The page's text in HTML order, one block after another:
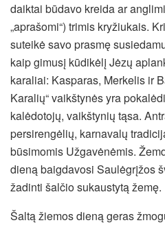
daiktai būdavo kreida ar
„aprašomi“) trimis kryžiukais.
suteikė savo prasmę
kaip gimusį kūdikėlį Jėzų
karaliai: Kasparas, Merkelis ir
Karalių“ vaikštynės yra
kalėdotojų, vaikštynių tąsa.
persirengėlių, karnavalų
būsimomis Užgavėnėmis.
dieną baigdavosi Saulėgrįžos
žadinti šalčio sukaustytą žemę.
Šaltą žiemos dieną geras